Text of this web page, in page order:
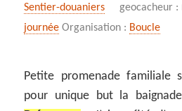
Sentier-douaniers
geocacheur :
journée Organisation : Boucle
Petite promenade familiale
pour unique but la